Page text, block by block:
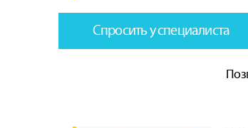
Спросить у специалиста